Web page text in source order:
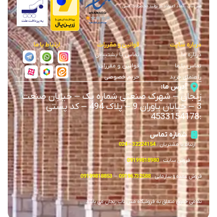
مس ناب ، نماد اعتماد در تولید محصولات مسی
درباره سایت
درباره ما
تماس با ما
راهنمای خرید
قوانین و مقررات
تماس با پشتیبانی
قوانین و مقررات
حریم خصوصی
ارتباط با ما
آدرس ما:
زنجان–شهرک صنعتی شماره یک–خیابان صنعت
3
–خیابان یاوران 9 –
پلاک 494 – کد پستی
:
4533154178
شماره تماس
ارتباط با مشتریان : 32224154 – 024
فروش سایت :09199818980
فروش عمده و سازمانی :09196732588
–
09199818853
تمامی حقوق متعلق به فروشگاه مس ناب زنجان می باشد.